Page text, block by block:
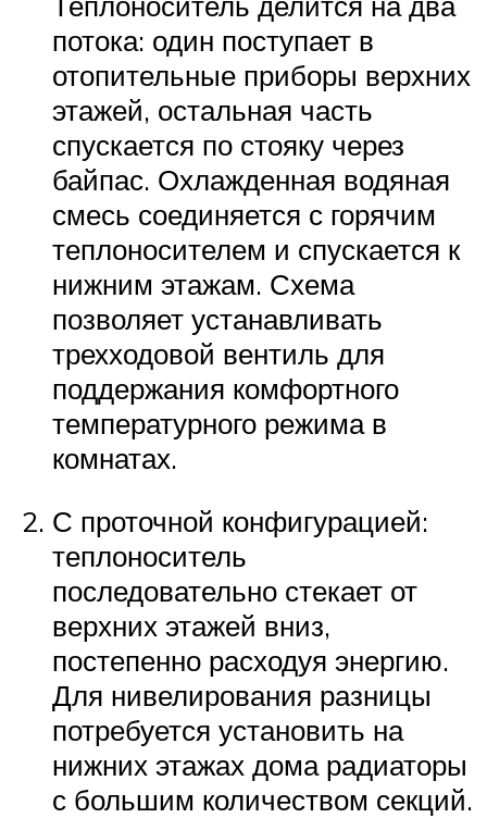
потока: один поступает в
отопительные приборы верхних
этажей, остальная часть
спускается по стояку через
байпас. Охлажденная водяная
смесь соединяется с горячим
теплоносителем и спускается к
нижним этажам. Схема
позволяет устанавливать
трехходовой вентиль для
поддержания комфортного
температурного режима в
комнатах.
С проточной конфигурацией:
теплоноситель
последовательно стекает от
верхних этажей вниз,
постепенно расходуя энергию.
Для нивелирования разницы
потребуется установить на
нижних этажах дома радиаторы
с большим количеством секций.